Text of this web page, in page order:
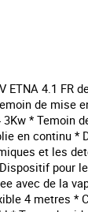
ETNA 4.1 FR
de mise
* Temoin
en continu *
et les
pour
avec de la
4 metres *